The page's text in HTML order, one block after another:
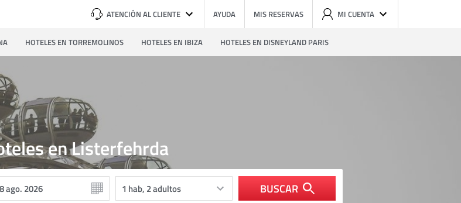
ATENCIÓN AL CLIENTE AYUDA MIS RESERVAS MI CUENTA
HOTELES EN TORREMOLINOS HOTELES EN IBIZA HOTELES EN DISNEYLAND PARIS
en Listerfehrda
BUSCAR